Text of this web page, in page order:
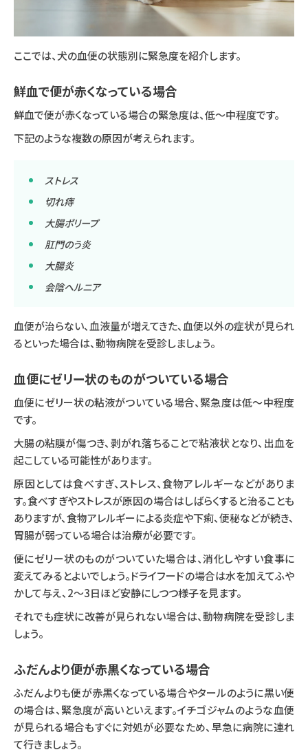
ここでは、犬の血便の状態別に緊急度を紹介します。
鮮血で便が赤くなっている場合
鮮血で便が赤くなっている場合の緊急度は、低〜中程度です。
下記のような複数の原因が考えられます。
ストレス
切れ痔
大腸ポリープ
肛門のう炎
大腸炎
会陰ヘルニア
血便が治らない、血液量が増えてきた、血便以外の症状が見られ
るといった場合は、動物病院を受診しましょう。
血便にゼリー状のものがついている場合
血便にゼリー状の粘液がついている場合、緊急度は低〜中程度
です。
大腸の粘膜が傷つき、剥がれ落ちることで粘液状となり、出血を
起こしている可能性があります。
原因としては食べすぎ、ストレス、食物アレルギーなどがありま
す。食べすぎやストレスが原因の場合はしばらくすると治ることも
ありますが、食物アレルギーによる炎症や下痢、便秘などが続き、
胃腸が弱っている場合は治療が必要です。
便にゼリー状のものがついていた場合は、消化しやすい食事に
変えてみるとよいでしょう。ドライフードの場合は水を加えてふや
かして与え、2～3日ほど安静にしつつ様子を見ます。
それでも症状に改善が見られない場合は、動物病院を受診しま
しょう。
ふだんより便が赤黒くなっている場合
ふだんよりも便が赤黒くなっている場合やタールのように黒い便
の場合は、緊急度が高いといえます。イチゴジャムのような血便
が見られる場合もすぐに対処が必要なため、早急に病院に連れ
て行きましょう。